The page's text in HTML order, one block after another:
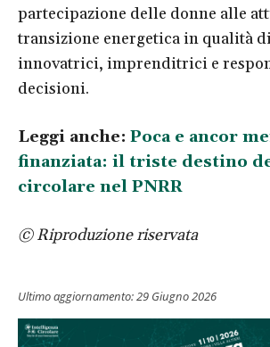
partecipazione delle donne alle
transizione energetica in qualità
innovatrici, imprenditrici e
decisioni.
Leggi anche: Poca e ancor
finanziata: il triste destino
circolare nel PNRR
© Riproduzione riservata
Ultimo aggiornamento:29 Giugno 2026